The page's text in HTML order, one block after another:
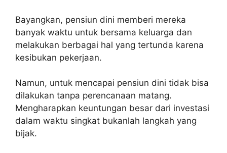
Bayangkan, pensiun dini memberi mereka
banyak waktu untuk bersama keluarga dan
melakukan berbagai hal yang tertunda karena
kesibukan pekerjaan.
Namun, untuk mencapai pensiun dini tidak bisa
dilakukan tanpa perencanaan matang.
Mengharapkan keuntungan besar dari investasi
dalam waktu singkat bukanlah langkah yang
bijak.